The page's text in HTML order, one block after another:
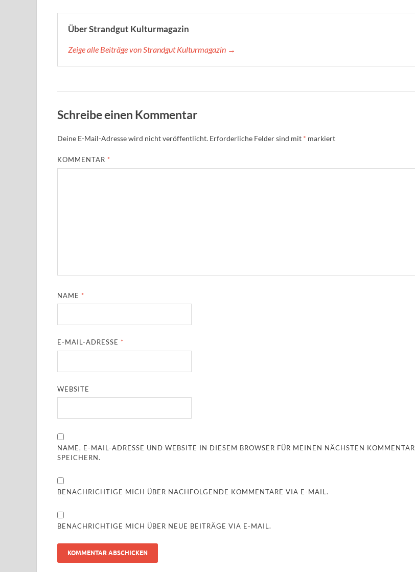
Über Strandgut Kulturmagazin
Zeige alle Beiträge von Strandgut Kulturmagazin →
Schreibe einen Kommentar
Deine E-Mail-Adresse wird nicht veröffentlicht. Erforderliche Felder sind mit * markiert
KOMMENTAR *
NAME *
E-MAIL-ADRESSE *
WEBSITE
NAME, E-MAIL-ADRESSE UND WEBSITE IN DIESEM BROWSER FÜR MEINEN NÄCHSTEN KOMMENTAR
SPEICHERN.
BENACHRICHTIGE MICH ÜBER NACHFOLGENDE KOMMENTARE VIA E-MAIL.
BENACHRICHTIGE MICH ÜBER NEUE BEITRÄGE VIA E-MAIL.